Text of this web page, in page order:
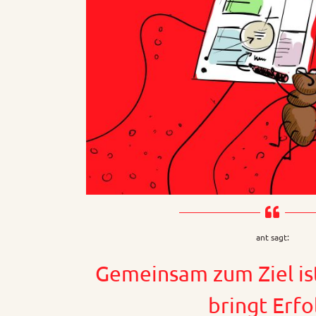
ant sagt:
Gemeinsam zum Ziel
bringt